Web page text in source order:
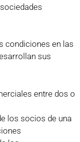
condiciones en las
sus
entre dos o
los socios de una